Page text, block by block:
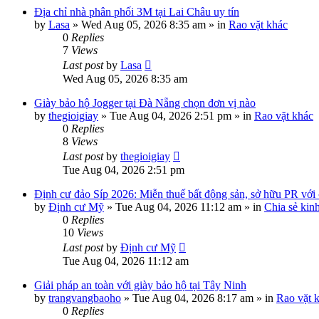
Địa chỉ nhà phân phối 3M tại Lai Châu uy tín
by Lasa » Wed Aug 05, 2026 8:35 am » in Rao vặt khác
0 Replies
7 Views
Last postby Lasa
Wed Aug 05, 2026 8:35 am
Giày bảo hộ Jogger tại Đà Nẵng chọn đơn vị nào
by thegioigiay » Tue Aug 04, 2026 2:51 pm » in Rao vặt khác
0 Replies
8 Views
Last postby thegioigiay
Tue Aug 04, 2026 2:51 pm
Định cư đảo Síp 2026: Miễn thuế bất động sản, sở hữu PR
by Định cư Mỹ » Tue Aug 04, 2026 11:12 am » in Chia sẻ
0 Replies
10 Views
Last postby Định cư Mỹ
Tue Aug 04, 2026 11:12 am
Giải pháp an toàn với giày bảo hộ tại Tây Ninh
by trangvangbaoho » Tue Aug 04, 2026 8:17 am » in Rao vặt
0 Replies